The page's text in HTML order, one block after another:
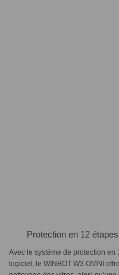
Protection en 12
Avec le système de protection en
logiciel, le WINBOT W3 OMNI